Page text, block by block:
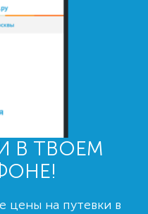
В ТВОЕМ
цены на путевки в